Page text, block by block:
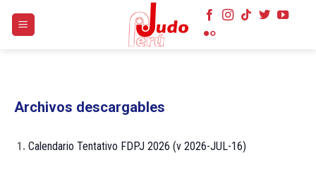
Archivos descargables
1. Calendario Tentativo FDPJ 2026 (v 2026-JUL-16)